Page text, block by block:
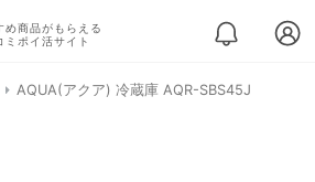
め商品がもらえる
ミポイ活サイト
AQUA(アクア) 冷蔵庫 AQR-SBS45J